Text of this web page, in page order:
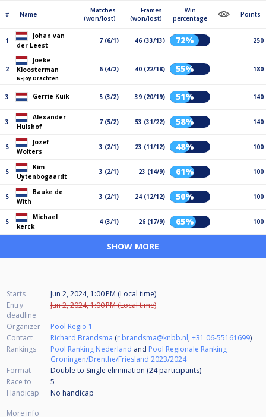
# Name
Matches
(won/lost)
Frames
(won/lost)
Win
percentage
Points
1
Johan van
der Leest
7 (6/1) 46 (33/13) 72% 250
2
Joeke
Kloosterman
N-Joy Drachten
6 (4/2) 40 (22/18) 55% 180
3 Gerrie Kuik 5 (3/2) 39 (20/19) 51% 140
3
Alexander
Hulshof
7 (5/2) 53 (31/22) 58% 140
5
Jozef
Wolters
3 (2/1) 23 (11/12) 48% 100
5
Kim
Uytenbogaardt
3 (2/1) 23 (14/9) 61% 100
5
Bauke de
With
3 (2/1) 24 (12/12) 50% 100
5
Michael
kerck
4 (3/1) 26 (17/9) 65% 100
SHOW MORE
Starts
Jun 2, 2024, 1:00 PM (Local time)
Entry
deadline
Jun 2, 2024, 1:00 PM (Local time)
Organizer
Pool Regio 1
Contact
Richard Brandsma (r.brandsma@knbb.nl,+31 06-55161699)
Rankings
Pool Ranking Nederland and Pool Regionale Ranking
Groningen/Drenthe/Friesland 2023/2024
Format
Double to Single elimination (24participants)
Race to
5
Handicap
No handicap
More info